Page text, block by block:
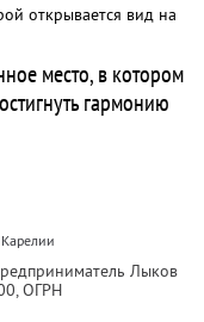
открывается вид на
место, в котором
гармонию
Лыков
, ОГРН